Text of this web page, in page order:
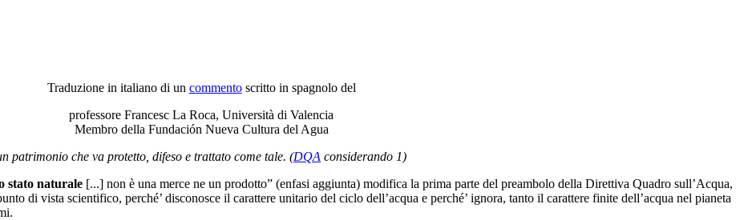
Traduzione in italiano di un commentoscritto in spagnolo del
professore Francesc La Roca, Università di Valencia
Membro della Fundación Nueva Cultura del Agua
patrimonio che va protetto, difeso e trattato come tale. (DQA considerando 1)
stato naturale [...] non è una merce ne un prodotto” (enfasi aggiunta) modifica la prima parte del preambolo della Direttiva Quadro sull’Acqua,
di vista scientifico, perché’ disconosce il carattere unitario del ciclo dell’acqua e perché’ ignora, tanto il carattere finite dell’acqua nel pianeta